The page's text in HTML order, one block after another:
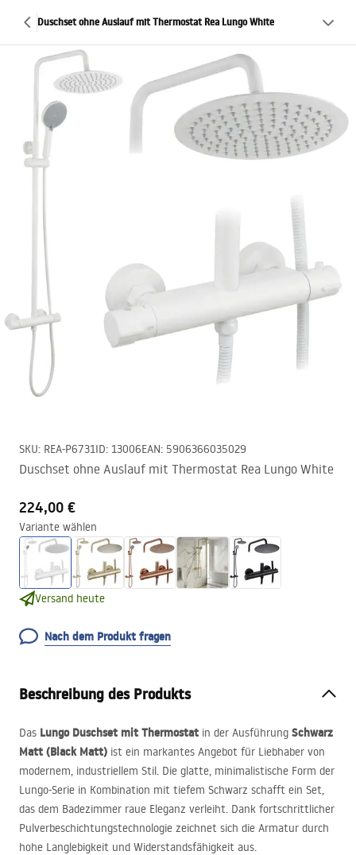
Duschset ohne Auslauf mit Thermostat Rea Lungo White
SKU: REA-P6731ID: 13006EAN: 5906366035029
Duschset ohne Auslauf mit Thermostat Rea Lungo White
224,00 €
Variante wählen
Versand heute
Nach dem Produkt fragen
Beschreibung des Produkts
Das Lungo Duschset mit Thermostat in der Ausführung Schwarz
Matt (Black Matt) ist ein markantes Angebot für Liebhaber von
modernem, industriellem Stil. Die glatte, minimalistische Form der
Lungo-Serie in Kombination mit tiefem Schwarz schafft ein Set,
das dem Badezimmer raue Eleganz verleiht. Dank fortschrittlicher
Pulverbeschichtungstechnologie zeichnet sich die Armatur durch
hohe Langlebigkeit und Widerstandsfähigkeit aus.